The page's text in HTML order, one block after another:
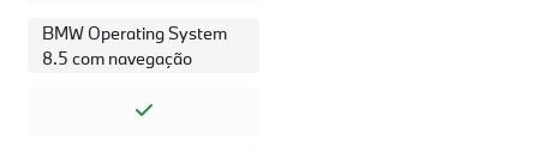
BMW Operating System
8.5 com navegação